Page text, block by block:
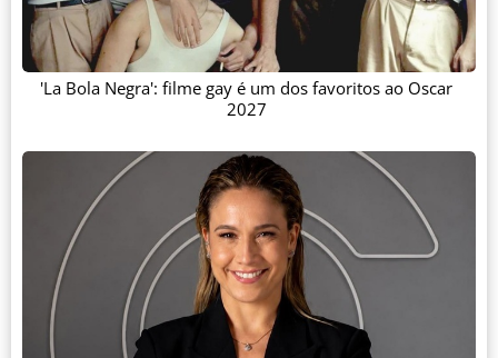
'La Bola Negra': filme gay é um dos favoritos ao Oscar
2027